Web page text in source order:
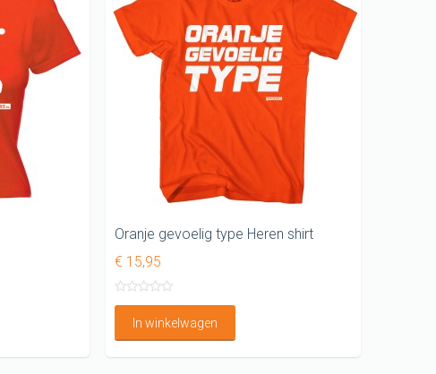
Oranje gevoelig type Heren shirt
€ 15,95
In winkelwagen